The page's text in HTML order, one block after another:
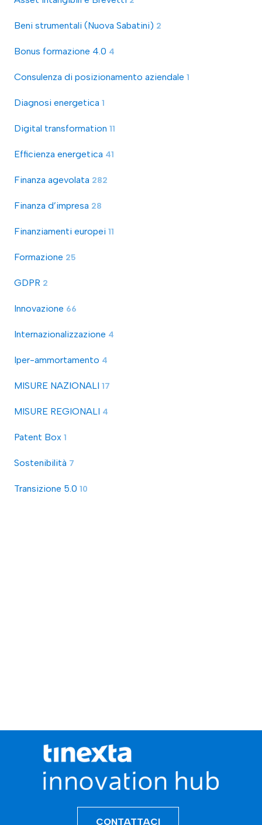
Beni strumentali (Nuova Sabatini) 2
Bonus formazione 4.0 4
Consulenza di posizionamento aziendale 1
Diagnosi energetica 1
Digital transformation 11
Efficienza energetica 41
Finanza agevolata 282
Finanza d’impresa 28
Finanziamenti europei 11
Formazione 25
GDPR 2
Innovazione 66
Internazionalizzazione 4
Iper-ammortamento 4
MISURE NAZIONALI 17
MISURE REGIONALI 4
Patent Box 1
Sostenibilità 7
Transizione 5.0 10
CONTATTACI